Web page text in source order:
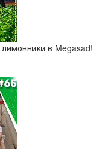
в Megasad!